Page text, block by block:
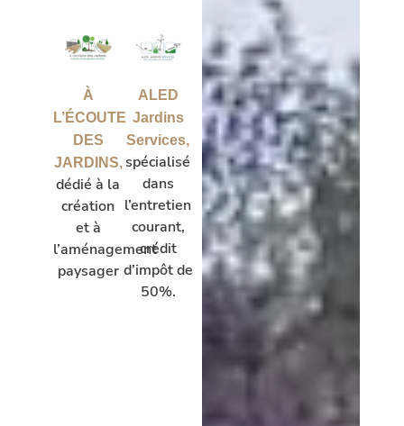
À
L’ÉCOUTE
DES
JARDINS,
dédié à la
création
et à
l’aménagement
paysager
ALED
Jardins
Services,
spécialisé
dans
l’entretien
courant,
crédit
d’impôt de
50%.